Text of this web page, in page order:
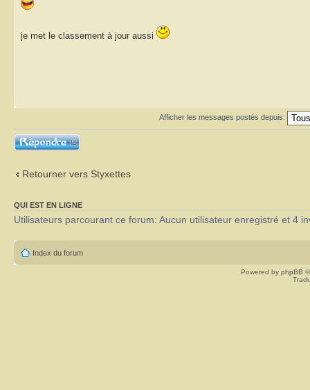
je met le classement à jour aussi
Afficher les messages postés depuis:
Répondre
Retourner vers Styxettes
QUI EST EN LIGNE
Utilisateurs parcourant ce forum: Aucun utilisateur enregistré et 4
Index du forum
Powered by phpBB